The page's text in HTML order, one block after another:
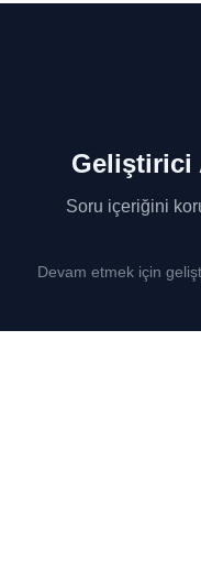
Geliştirici
Soru içeriğini
Devam etmek için